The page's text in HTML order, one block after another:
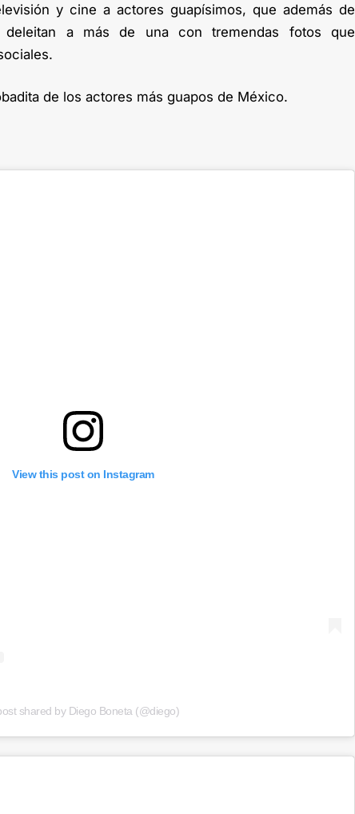
y cine a actores guapísimos, que además de
deleitan a más de una con tremendas fotos que
de los actores más guapos de México.
View this post on Instagram
shared by Diego Boneta (@diego)